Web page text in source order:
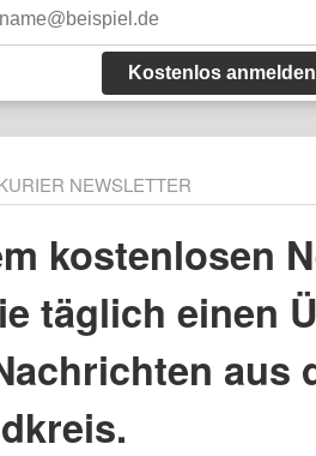
Kostenlos anmelden
NEWSLETTER
kostenlosen
täglich einen
aus